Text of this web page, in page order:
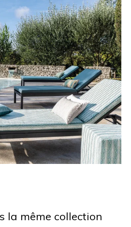
la même collection